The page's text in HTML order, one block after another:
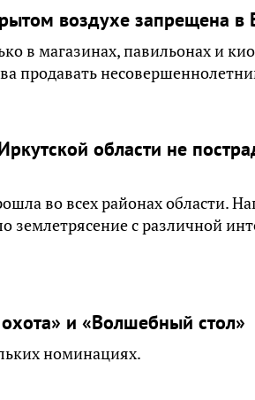
воздухе запрещена в
в магазинах, павильонах и
продавать
области не
во всех районах области.
землетрясение с различной
и «Волшебный стол»
номинациях.